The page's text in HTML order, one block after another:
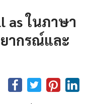
asในภาษา
ากรณ์และ